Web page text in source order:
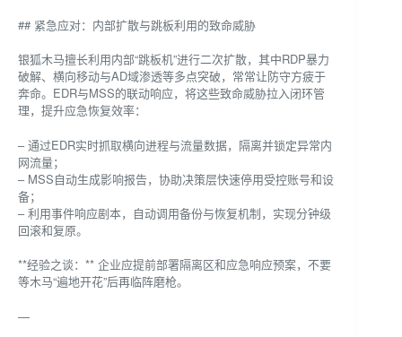
## 紧急应对：内部扩散与跳板利用的致命威胁
银狐木马擅长利用内部“跳板机”进行二次扩散，其中RDP暴力
破解、横向移动与AD域渗透等多点突破，常常让防守方疲于
奔命。EDR与MSS的联动响应，将这些致命威胁拉入闭环管
理，提升应急恢复效率：
– 通过EDR实时抓取横向进程与流量数据，隔离并锁定异常内
网流量；
– MSS自动生成影响报告，协助决策层快速停用受控账号和设
备；
– 利用事件响应剧本，自动调用备份与恢复机制，实现分钟级
回滚和复原。
**经验之谈：** 企业应提前部署隔离区和应急响应预案，不要
等木马“遍地开花”后再临阵磨枪。
—